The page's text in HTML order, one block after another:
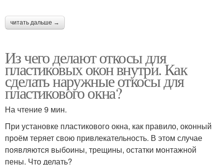
читать дальше →
Из чего делают откосы для
пластиковых окон внутри. Как
сделать наружные откосы для
пластикового окна?
На чтение 9 мин.
При установке пластикового окна, как правило, оконный
проём теряет свою привлекательность. В этом случае
появляются выбоины, трещины, остатки монтажной
пены. Что делать?